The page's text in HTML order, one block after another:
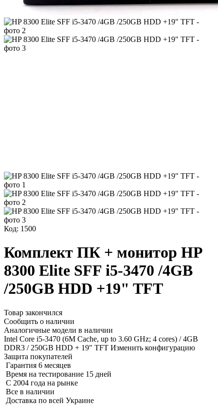
Код: 1500
Комплект ПК + монитор HP
8300 Elite SFF i5-3470 /4GB
/250GB HDD +19" TFT
Товар закончился
Сообщить о наличии
Аналогичные модели в наличии
Intel Core i5-3470 (6M Cache, up to 3.60 GHz; 4 cores) / 4GB
DDR3 / 250GB HDD + 19" TFT Изменить конфигурацию
Защита покупателей
Гарантия 6 месяцев
Время на тестирование 15 дней
С 2004 года на рынке
Все в наличии
Доставка по всей Украине